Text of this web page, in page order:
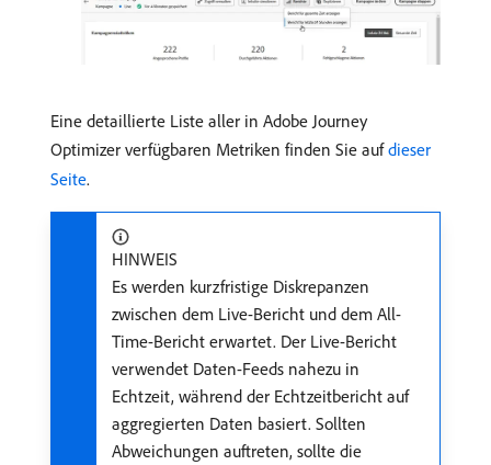
Eine detaillierte Liste aller in Adobe Journey
Optimizer verfügbaren Metriken finden Sie aufdieser
Seite.
HINWEIS
Es werden kurzfristige Diskrepanzen
zwischen dem Live-Bericht und dem All-
Time-Bericht erwartet. Der Live-Bericht
verwendet Daten-Feeds nahezu in
Echtzeit, während der Echtzeitbericht auf
aggregierten Daten basiert. Sollten
Abweichungen auftreten, sollte die